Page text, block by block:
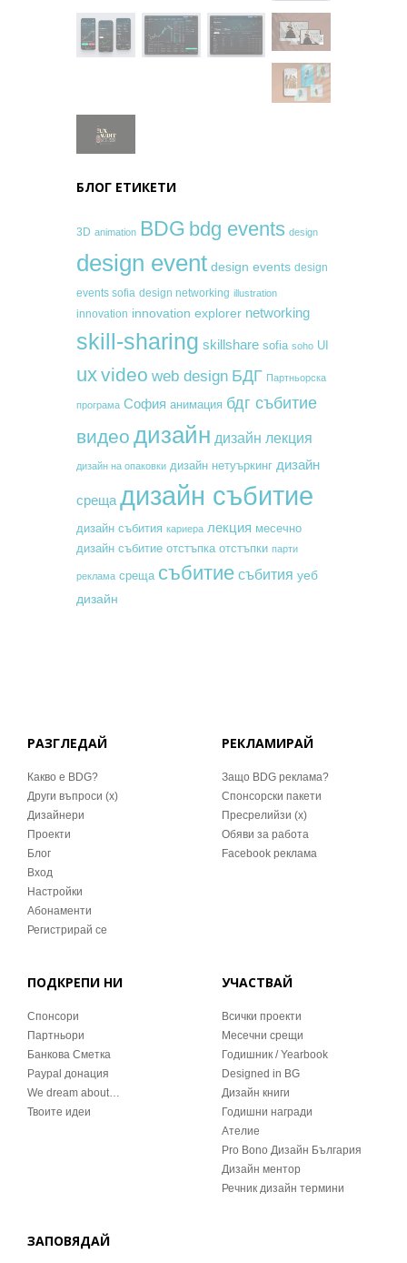
БЛОГ ЕТИКЕТИ
3D animation BDG bdg events design
design event design events design
events sofia design networking illustration
innovation innovation explorer networking
skill-sharing skillshare sofia soho UI
uxvideo web design БДГ Партньорска
програма София анимация бдг събитие
видео дизайн дизайн лекция
дизайн на опаковки дизайн нетуъркинг дизайн
среща дизайн събитие
дизайн събития кариера лекция месечно
дизайн събитие отстъпка отстъпки парти
реклама среща събитие събития уеб
дизайн
РАЗГЛЕДАЙ
Какво е BDG?
Други въпроси (x)
Дизайнери
Проекти
Блог
Вход
Настройки
Абонаменти
Регистрирай се
РЕКЛАМИРАЙ
Защо BDG реклама?
Спонсорски пакети
Пресрелийзи (x)
Обяви за работа
Facebook реклама
ПОДКРЕПИ НИ
Спонсори
Партньори
Банкова Сметка
Paypal донация
We dream about…
Твоите идеи
УЧАСТВАЙ
Всички проекти
Месечни срещи
Годишник / Yearbook
Designed in BG
Дизайн книги
Годишни награди
Ателие
Pro Bono Дизайн България
Дизайн ментор
Речник дизайн термини
ЗАПОВЯДАЙ